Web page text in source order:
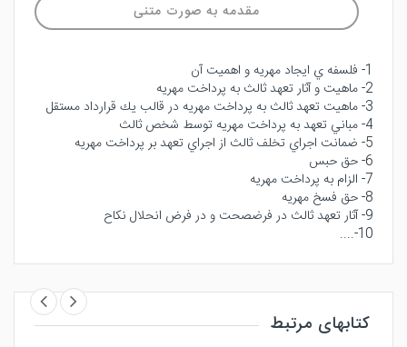
مقدمه به صورت متنی
1- فلسفه ي ايجاد مهريه و اهميت آن
2- ماهيت و آثار تعهد ثالث به پرداخت مهريه
3- ماهيت تعهد ثالث به پرداخت مهريه در قالب يك قرارداد مستقل
4- مباني تعهد به پرداخت مهريه توسط شخص ثالث
5- ضمانت اجراي تخلف ثالث از اجراي تعهد بر پرداخت مهريه
6- حق حبس
7- الزام به پرداخت مهريه
8- حق فسخ مهريه
9- آثار تعهد ثالث در فرضصحت و در فرض انحلال نكاح
10-....
کتابهای مرتبط